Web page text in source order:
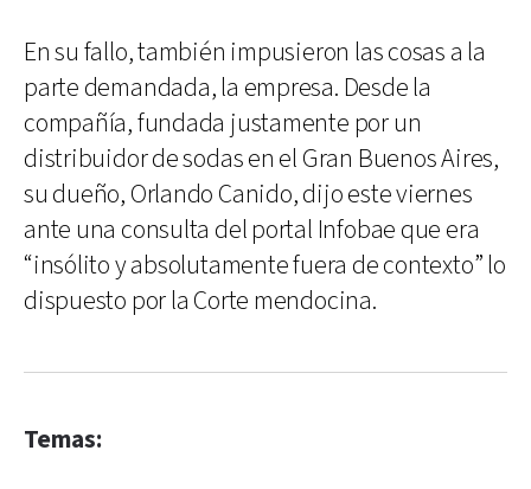
En su fallo, también impusieron las cosas a la
parte demandada, la empresa. Desde la
compañía, fundada justamente por un
distribuidor de sodas en el Gran Buenos Aires,
su dueño, Orlando Canido, dijo este viernes
ante una consulta del portal Infobae que era
“insólito y absolutamente fuera de contexto” lo
dispuesto por la Corte mendocina.
Temas: